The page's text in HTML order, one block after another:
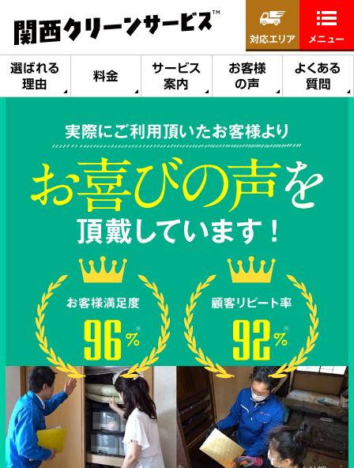
選ばれる
理由
料金
サービス
案内
お客様
の声
よくある
質問
対応エリア メニュー
実際にご利用頂いたお客様より